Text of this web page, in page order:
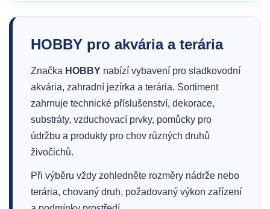
HOBBY pro akvária a terária
Značka HOBBY nabízí vybavení pro sladkovodní
akvária, zahradní jezírka a terária. Sortiment
zahrnuje technické příslušenství, dekorace,
substráty, vzduchovací prvky, pomůcky pro
údržbu a produkty pro chov různých druhů
živočichů.
Při výběru vždy zohledněte rozměry nádrže nebo
terária, chovaný druh, požadovaný výkon zařízení